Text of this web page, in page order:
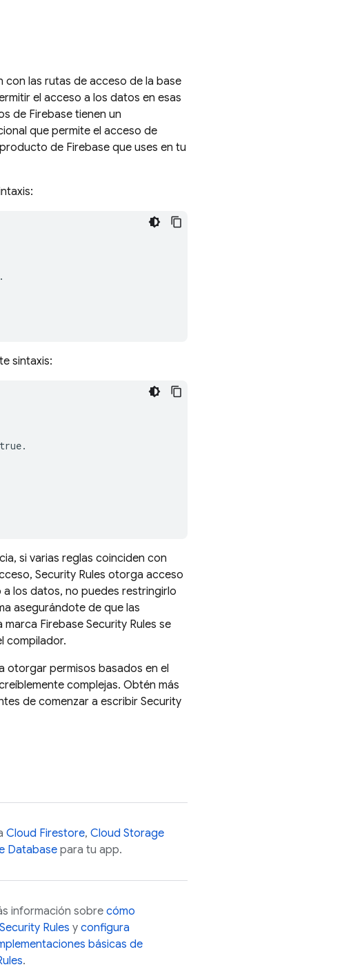
las rutas de acceso de la base
el acceso a los datos en esas
de Firebase tienen un
que permite el acceso de
de Firebase que uses en tu
sintaxis:
si varias reglas coinciden con
Security Rules otorga acceso
los datos, no puedes restringirlo
asegurándote de que las
marca Firebase Security Rules se
compilador.
otorgar permisos basados en el
complejas. Obtén más
de comenzar a escribir Security
Cloud Firestore, Cloud Storage
Databasepara tu app.
información sobrecómo
Security Rules y configura
básicas de
.